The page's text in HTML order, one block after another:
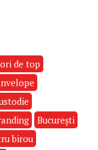
de top
București
birou